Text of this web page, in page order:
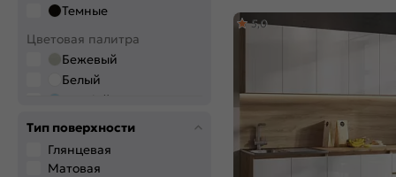
Темные
Цветовая палитра
Бежевый
Белый
Голубой
Желтый
Тип поверхности
Глянцевая
Матовая
5,0